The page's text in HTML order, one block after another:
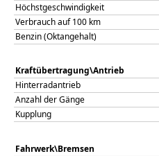
Höchstgeschwindigkeit
Verbrauch auf 100 km
Benzin (Oktangehalt)
Kraftübertragung\Antrieb
Hinterradantrieb
Anzahl der Gänge
Kupplung
Fahrwerk\Bremsen